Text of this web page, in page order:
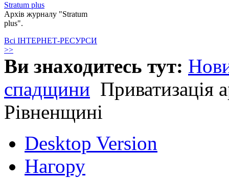
Stratum plus
Архів журналу "Stratum
plus".
Всі ІНТЕРНЕТ-РЕСУРСИ
>>
Ви знаходитесь тут:
спадщини Приватизація
Рівненщині
Desktop Version
Нагору